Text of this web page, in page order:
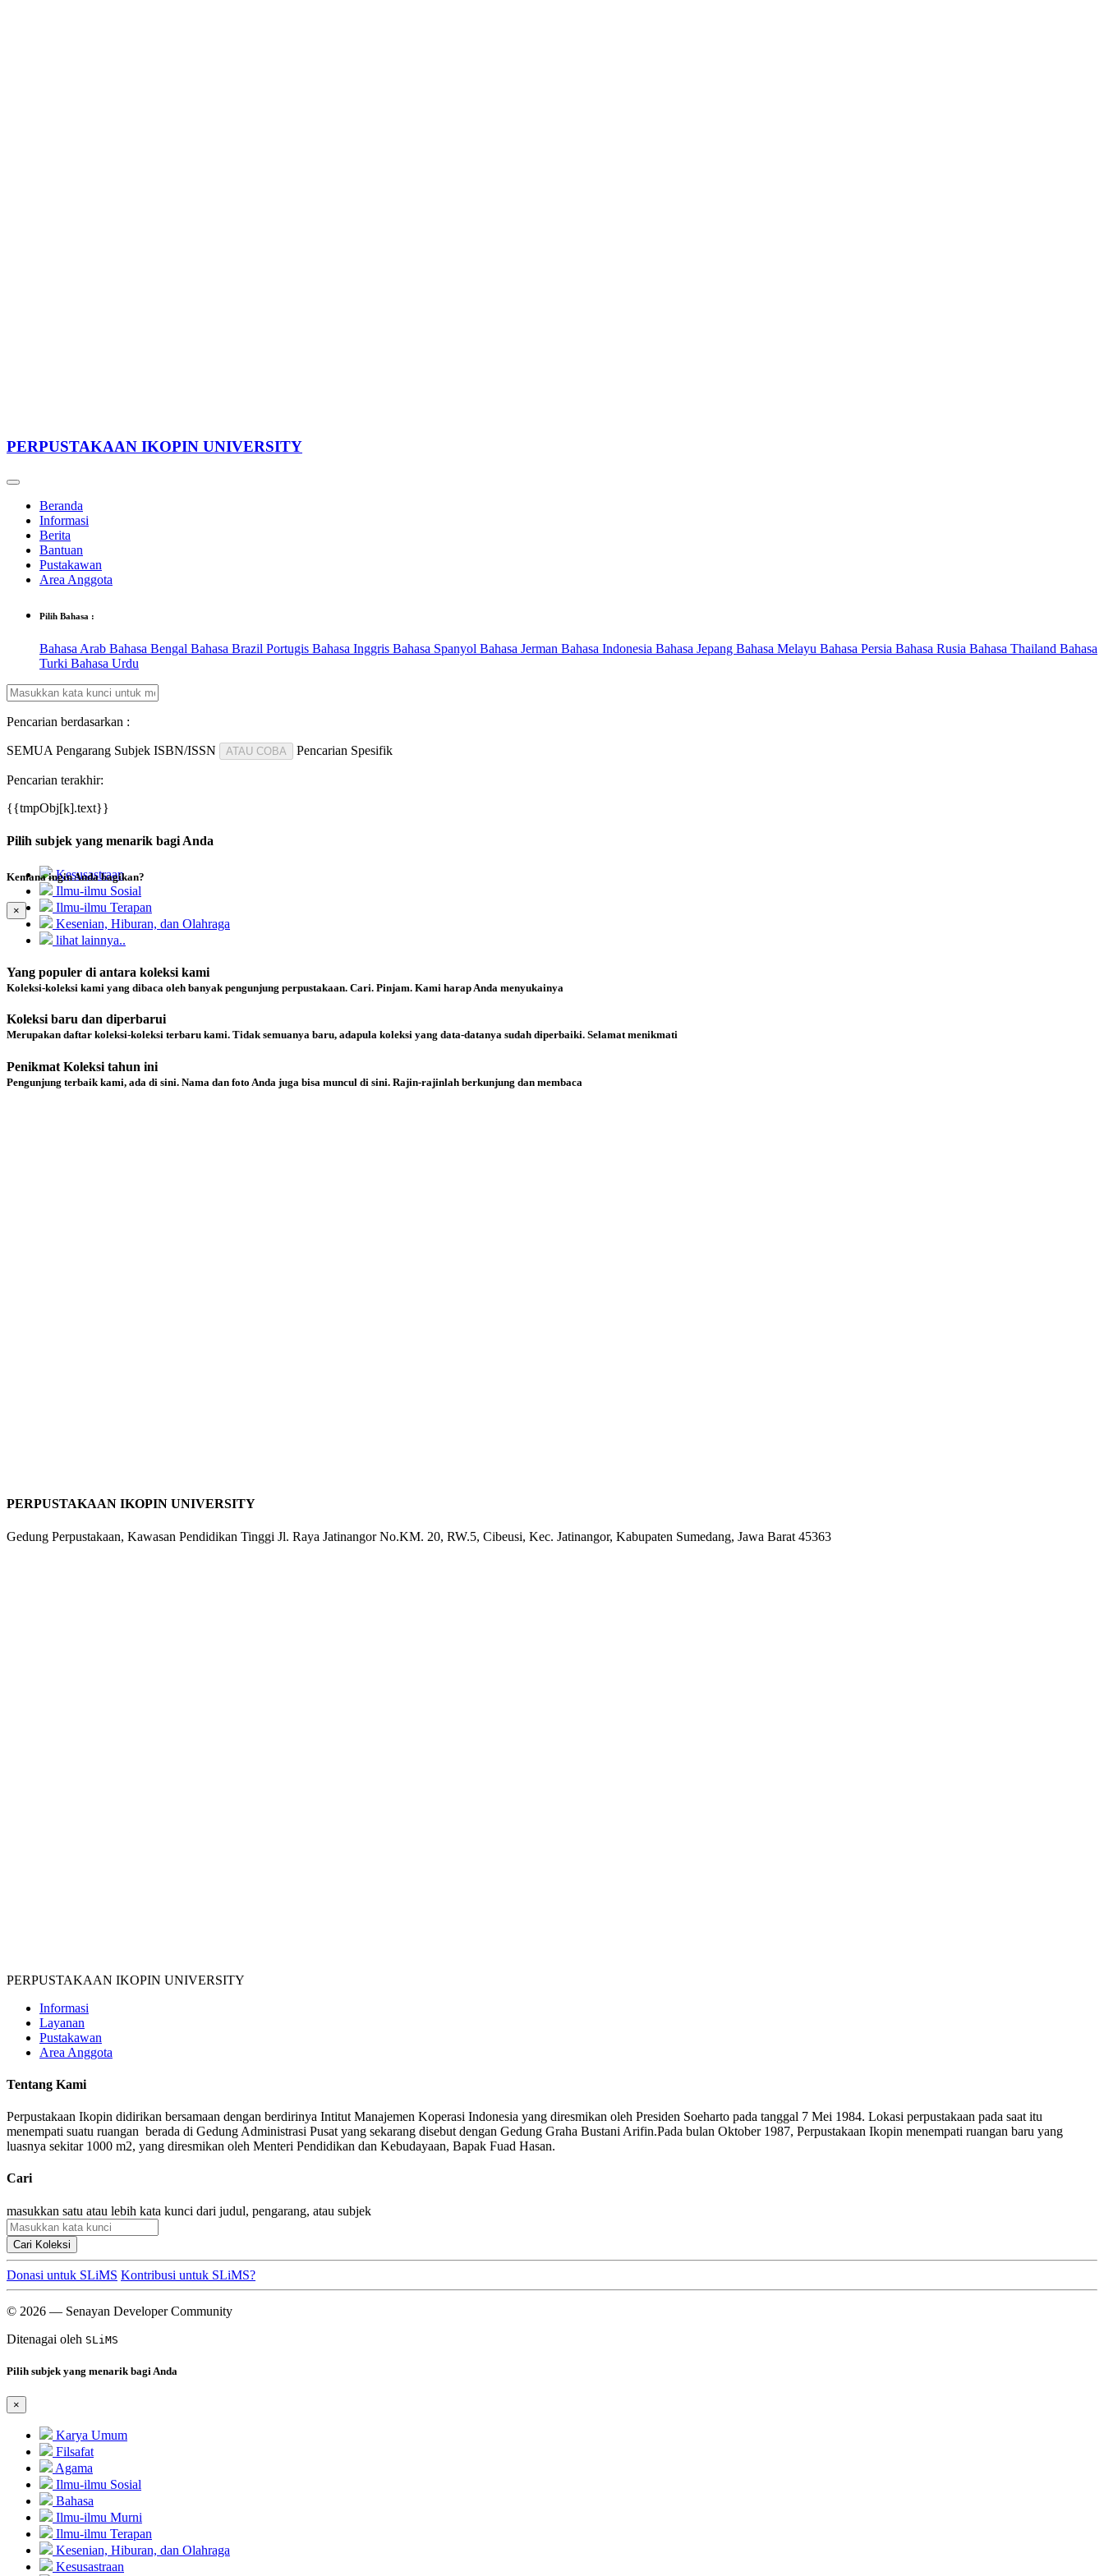
PERPUSTAKAAN IKOPIN UNIVERSITY
Beranda
Informasi
Berita
Bantuan
Pustakawan
Area Anggota
Pilih Bahasa :
Bahasa Arab Bahasa Bengal Bahasa Brazil Portugis Bahasa Inggris Bahasa Spanyol Bahasa Jerman Bahasa Indonesia Bahasa Jepang Bahasa Melayu Bahasa Persia Bahasa Rusia Bahasa Thailand Bahasa
Turki Bahasa Urdu
Pencarian berdasarkan :
SEMUA Pengarang Subjek ISBN/ISSN ATAU COBA Pencarian Spesifik
Pencarian terakhir:
{{tmpObj[k].text}}
Pilih subjek yang menarik bagi Anda
Kesusastraan
Ilmu-ilmu Sosial
Ilmu-ilmu Terapan
Kesenian, Hiburan, dan Olahraga
lihat lainnya..
Yang populer di antara koleksi kami
Koleksi-koleksi kami yang dibaca oleh banyak pengunjung perpustakaan. Cari. Pinjam. Kami harap Anda menyukainya
Koleksi baru dan diperbarui
Merupakan daftar koleksi-koleksi terbaru kami. Tidak semuanya baru, adapula koleksi yang data-datanya sudah diperbaiki. Selamat menikmati
Penikmat Koleksi tahun ini
Pengunjung terbaik kami, ada di sini. Nama dan foto Anda juga bisa muncul di sini. Rajin-rajinlah berkunjung dan membaca
PERPUSTAKAAN IKOPIN UNIVERSITY
Gedung Perpustakaan, Kawasan Pendidikan Tinggi Jl. Raya Jatinangor No.KM. 20, RW.5, Cibeusi, Kec. Jatinangor, Kabupaten Sumedang, Jawa Barat 45363
PERPUSTAKAAN IKOPIN UNIVERSITY
Informasi
Layanan
Pustakawan
Area Anggota
Tentang Kami
Perpustakaan Ikopin didirikan bersamaan dengan berdirinya Intitut Manajemen Koperasi Indonesia yang diresmikan oleh Presiden Soeharto pada tanggal 7 Mei 1984. Lokasi perpustakaan pada saat itu
menempati suatu ruangan berada di Gedung Administrasi Pusat yang sekarang disebut dengan Gedung Graha Bustani Arifin.Pada bulan Oktober 1987, Perpustakaan Ikopin menempati ruangan baru yang
luasnya sekitar 1000 m2, yang diresmikan oleh Menteri Pendidikan dan Kebudayaan, Bapak Fuad Hasan.
Cari
masukkan satu atau lebih kata kunci dari judul, pengarang, atau subjek
Cari Koleksi
Donasi untuk SLiMS Kontribusi untuk SLiMS?
© 2026 — Senayan Developer Community
Ditenagai oleh SLiMS
Pilih subjek yang menarik bagi Anda
×
Karya Umum
Filsafat
Agama
Ilmu-ilmu Sosial
Bahasa
Ilmu-ilmu Murni
Ilmu-ilmu Terapan
Kesenian, Hiburan, dan Olahraga
Kesusastraan
Kemana ingin Anda bagikan?
×